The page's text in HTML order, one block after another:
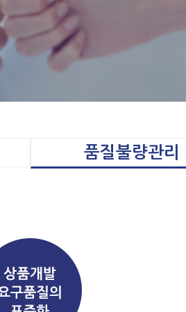
품질불량관리